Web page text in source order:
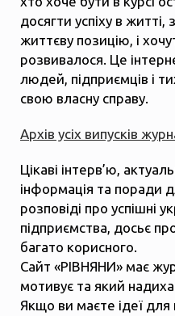
досягти успіху в
життєву позицію, і
розвивалося. Це
людей, підприємців і
свою власну справу.
Архів усіх випусків
Цікаві інтерв’ю,
інформація та поради
розповіді про успішні
підприємства, досьє
багато корисного.
Сайт «РІВНЯНИ» має
мотивує та який
Якщо ви маєте ідеї для